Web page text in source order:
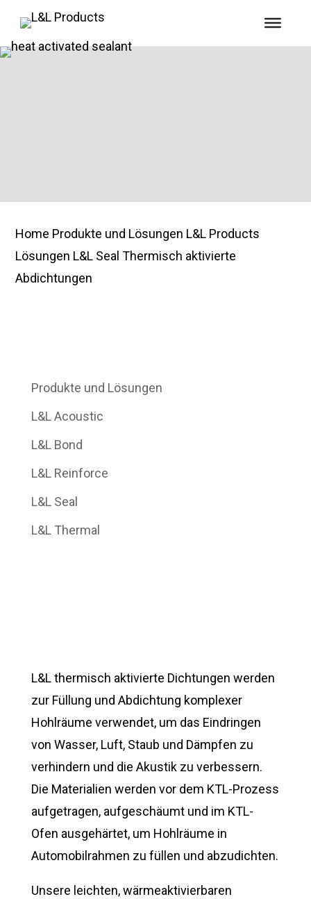
Home Produkte und Lösungen L&L Products
Lösungen L&L Seal Thermisch aktivierte
Abdichtungen
Produkte und Lösungen
L&L Acoustic
L&L Bond
L&L Reinforce
L&L Seal
L&L Thermal
L&L thermisch aktivierte Dichtungen werden
zur Füllung und Abdichtung komplexer
Hohlräume verwendet, um das Eindringen
von Wasser, Luft, Staub und Dämpfen zu
verhindern und die Akustik zu verbessern.
Die Materialien werden vor dem KTL-Prozess
aufgetragen, aufgeschäumt und im KTL-
Ofen ausgehärtet, um Hohlräume in
Automobilrahmen zu füllen und abzudichten.
Unsere leichten, wärmeaktivierbaren